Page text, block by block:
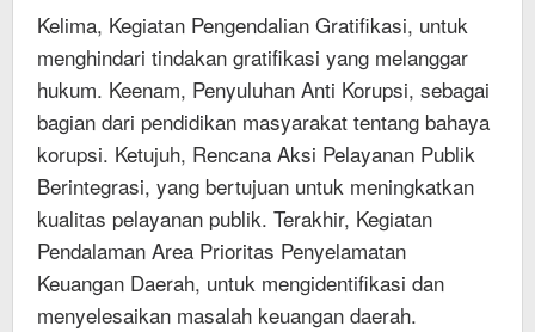
Kelima, Kegiatan Pengendalian Gratifikasi, untuk
menghindari tindakan gratifikasi yang melanggar
hukum. Keenam, Penyuluhan Anti Korupsi, sebagai
bagian dari pendidikan masyarakat tentang bahaya
korupsi. Ketujuh, Rencana Aksi Pelayanan Publik
Berintegrasi, yang bertujuan untuk meningkatkan
kualitas pelayanan publik. Terakhir, Kegiatan
Pendalaman Area Prioritas Penyelamatan
Keuangan Daerah, untuk mengidentifikasi dan
menyelesaikan masalah keuangan daerah.